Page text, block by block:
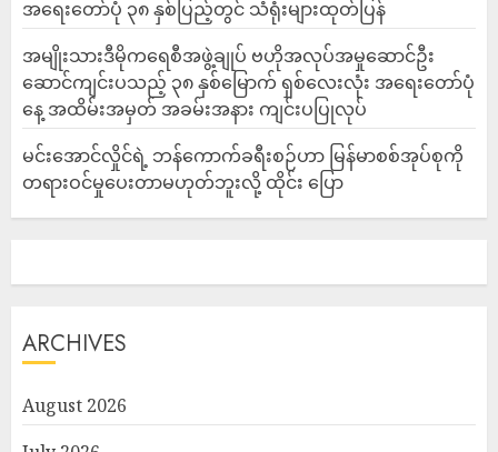
အရေးတော်ပုံ ၃၈ နှစ်ပြည့်တွင် သံရုံးများထုတ်ပြန်
အမျိုးသားဒီမိုကရေစီအဖွဲ့ချုပ် ဗဟိုအလုပ်အမှုဆောင်ဦး
ဆောင်ကျင်းပသည့် ၃၈ နှစ်မြောက် ရှစ်လေးလုံး အရေးတော်ပုံ
နေ့ အထိမ်းအမှတ် အခမ်းအနား ကျင်းပပြုလုပ်
မင်းအောင်လှိုင်ရဲ့ ဘန်ကောက်ခရီးစဉ်ဟာ မြန်မာစစ်အုပ်စုကို
တရားဝင်မှုပေးတာမဟုတ်ဘူးလို့ ထိုင်း ပြော
ARCHIVES
August 2026